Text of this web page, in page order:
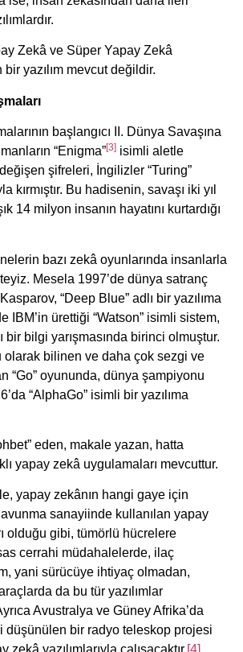
Zekâ ve Süper Yapay Zekâ
yazılım mevcut değildir.
başlangıcı II. Dünya Savaşına
“Enigma”[3] isimli aletle
şifreleri, İngilizler “Turing”
kırmıştır. Bu hadisenin, savaşı iki yıl
14 milyon insanın hayatını kurtardığı
bazı zekâ oyunlarında insanlarla
Mesela 1997’de dünya satranç
“Deep Blue” adlı bir yazılıma
IBM’in ürettiği “Watson” isimli sistem,
bir bilgi yarışmasında birinci olmuştur.
olarak bilinen ve daha çok sezgi ve
“Go” oyununda, dünya şampiyonu
“AlphaGo” isimli bir yazılıma
eden, makale yazan, hatta
yapay zekâ uygulamaları mevcuttur.
yapay zekânın hangi gaye için
sanayiinde kullanılan yapay
olduğu gibi, tümörlü hücrelere
cerrahi müdahalelerde, ilaç
yani sürücüye ihtiyaç olmadan,
da bu tür yazılımlar
Avustralya ve Güney Afrika’da
düşünülen bir radyo teleskop projesi